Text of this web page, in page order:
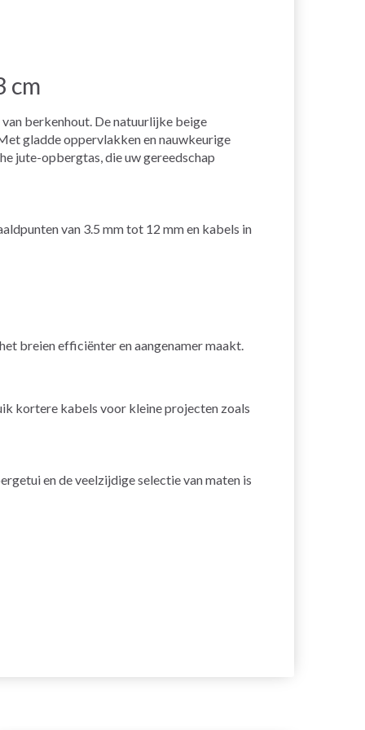
cm
berkenhout. De natuurlijke beige
gladde oppervlakken en nauwkeurige
jute-opbergtas, die uw gereedschap
van 3.5 mm tot 12 mm en kabels in
breien efficiënter en aangenamer maakt.
kortere kabels voor kleine projecten zoals
en de veelzijdige selectie van maten is